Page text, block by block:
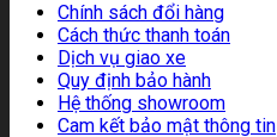
Chính sách đổi hàng
Cách thức thanh toán
Dịch vụ giao xe
Quy định bảo hành
Hệ thống showroom
Cam kết bảo mật thông tin